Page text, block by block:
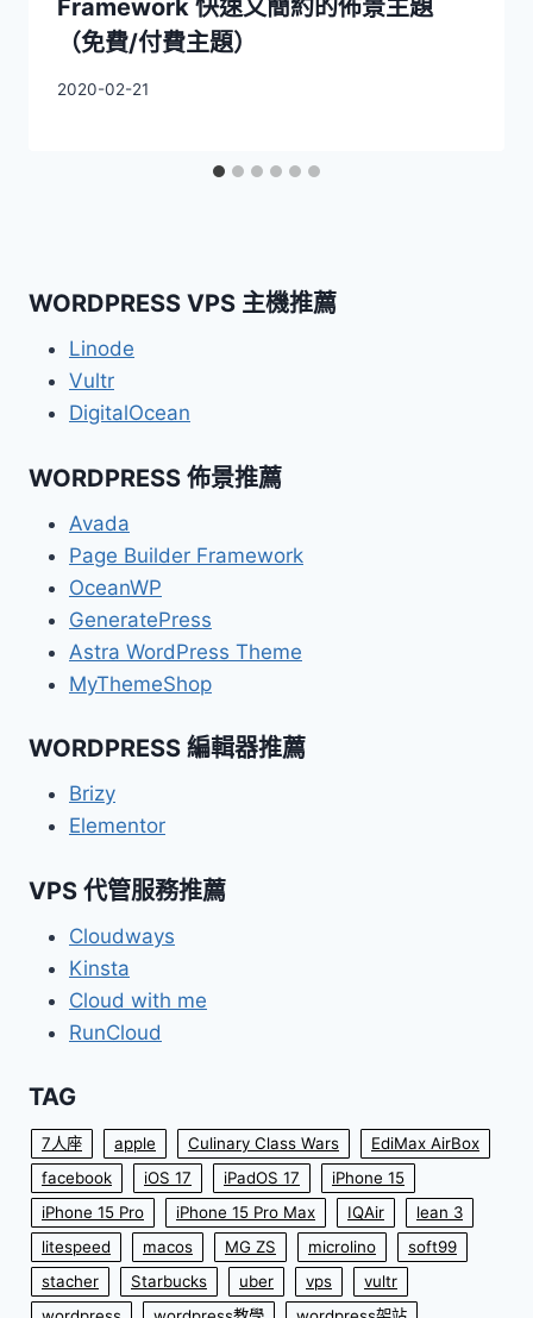
Framework 快速又簡約的佈景主題
（免費/付費主題）
2020-02-21
WORDPRESS VPS 主機推薦
Linode
Vultr
DigitalOcean
WORDPRESS 佈景推薦
Avada
Page Builder Framework
OceanWP
GeneratePress
Astra WordPress Theme
MyThemeShop
WORDPRESS 編輯器推薦
Brizy
Elementor
VPS 代管服務推薦
Cloudways
Kinsta
Cloud with me
RunCloud
TAG
7人座 apple Culinary Class Wars
EdiMax AirBox
facebook
iOS 17 iPadOS 17
iPhone 15
iPhone 15 Pro
iPhone 15 Pro Max IQAir
lean 3
litespeed
macos MG ZS microlino
soft99
stacher
Starbucks uber vps
vultr